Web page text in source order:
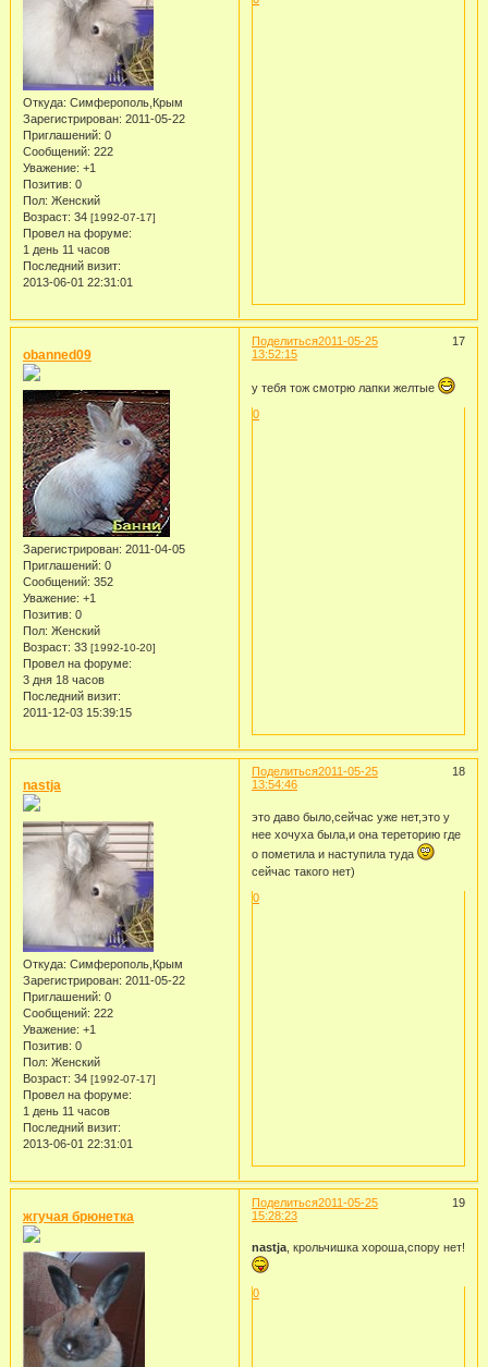
Откуда: Симферополь,Крым
Зарегистрирован: 2011-05-22
Приглашений: 0
Сообщений: 222
Уважение: +1
Позитив: 0
Пол: Женский
Возраст: 34 [1992-07-17]
Провел на форуме:
1 день 11 часов
Последний визит:
2013-06-01 22:31:01
Поделиться 17
2011-05-25
13:52:15
obanned09
Зарегистрирован: 2011-04-05
Приглашений: 0
Сообщений: 352
Уважение: +1
Позитив: 0
Пол: Женский
Возраст: 33 [1992-10-20]
Провел на форуме:
3 дня 18 часов
Последний визит:
2011-12-03 15:39:15
у тебя тож смотрю лапки желтые
0
Поделиться 18
2011-05-25
13:54:46
nastja
Откуда: Симферополь,Крым
Зарегистрирован: 2011-05-22
Приглашений: 0
Сообщений: 222
Уважение: +1
Позитив: 0
Пол: Женский
Возраст: 34 [1992-07-17]
Провел на форуме:
1 день 11 часов
Последний визит:
2013-06-01 22:31:01
это даво было,сейчас уже нет,это у
нее хочуха была,и она тереторию где
о пометила и наступила туда
сейчас такого нет)
0
Поделиться 19
2011-05-25
15:28:23
жгучая брюнетка
nastja, крольчишка хороша,спору нет!
0